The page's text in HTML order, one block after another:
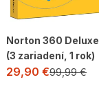
Norton 360 Deluxe
(3 zariadení, 1 rok)
29,90 €99,99€